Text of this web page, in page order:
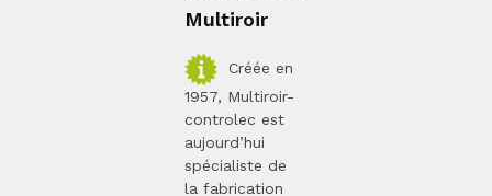
Multiroir
Créée en
1957, Multiroir-
controlec est
aujourd’hui
spécialiste de
la fabrication